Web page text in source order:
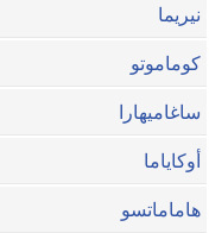
نيريما
كوماموتو
ساغاميهارا
أوكاياما
هاماماتسو